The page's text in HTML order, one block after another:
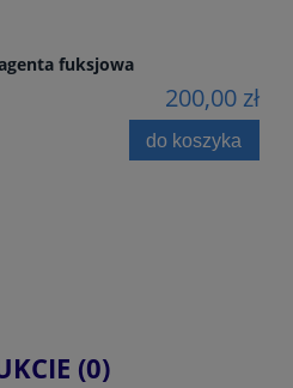
fuksjowa
200,00 zł
do koszyka
(0)